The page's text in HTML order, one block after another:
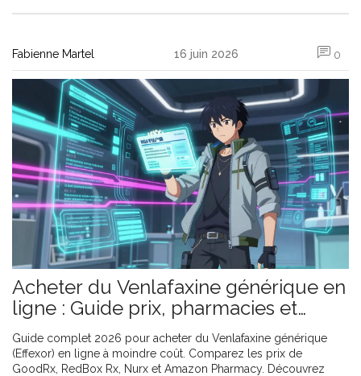
Fabienne Martel 16 juin 2026 0
Acheter du Venlafaxine générique en
ligne : Guide prix, pharmacies et
sécurité en 2026
Guide complet 2026 pour acheter du Venlafaxine générique
(Effexor) en ligne à moindre coût. Comparez les prix de
GoodRx, RedBox Rx, Nurx et Amazon Pharmacy. Découvrez